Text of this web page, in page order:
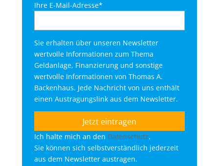
Ihre E-Mail-Adresse*
Sie erhalten über unseren Newsletter
wertvolle Informationen zum Thema
Geldanlage, Finanzierung und sonstige
wertvolle Informationen von Thomas A.
Backenhaus. Jede Nachricht von uns enthält
einen Austragungslink aus dem Newsletter.
Ich halte mich an den Datenschutz.
Sie können sich selbstverständlich jederzeit
aus dem Newsletter austragen.